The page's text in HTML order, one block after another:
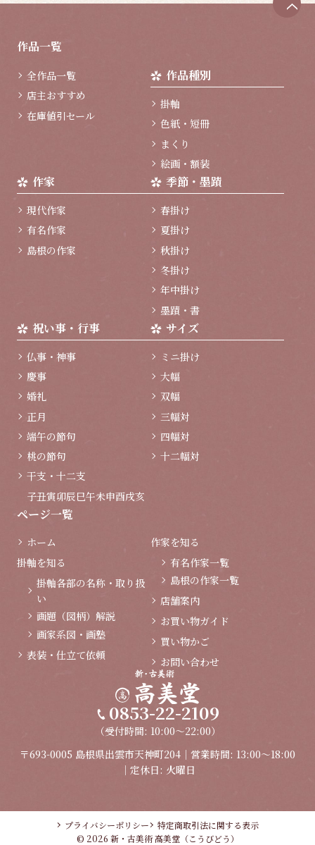
作品一覧
全作品一覧
店主おすすめ
在庫値引セール
作品種別
掛軸
色紙・短冊
まくり
絵画・額装
作家
現代作家
有名作家
島根の作家
季節・墨蹟
春掛け
夏掛け
秋掛け
冬掛け
年中掛け
墨蹟・書
祝い事・行事
仏事・神事
慶事
婚礼
正月
端午の節句
桃の節句
干支・十二支
子丑寅卯辰巳午未申酉戌亥
サイズ
ミニ掛け
大幅
双幅
三幅対
四幅対
十二幅対
ページ一覧
ホーム
掛軸を知る
掛軸各部の名称・取り扱
い
画題（図柄）解説
画家系図・画塾
表装・仕立て依頼
作家を知る
有名作家一覧
島根の作家一覧
店舗案内
お買い物ガイド
買い物かご
お問い合わせ
0853-22-2109
（受付時間: 10:00～22:00）
〒693-0005 島根県出雲市天神町204｜営業時間: 13:00～18:00
｜定休日: 火曜日
プライバシーポリシー
特定商取引法に関する表示
© 2026 新・古美術 高美堂（こうびどう）
ペ